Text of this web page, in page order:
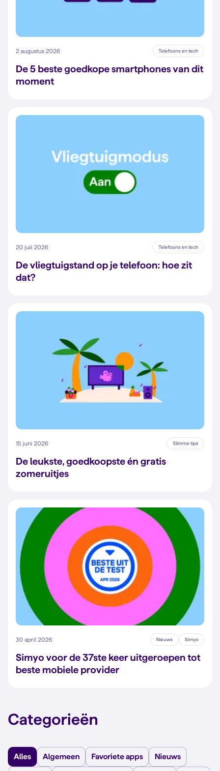
2 augustus 2026 Telefoons en tech
De 5 beste goedkope smartphones van dit
moment
20 juli 2026 Telefoons en tech
De vliegtuigstand op je telefoon: hoe zit
dat?
15 juni 2026 Slimme tips
De leukste, goedkoopste én gratis
zomeruitjes
30 april 2026 Nieuws Simyo
Simyo voor de 37ste keer uitgeroepen tot
beste mobiele provider
Categorieën
Alles Algemeen Favoriete apps Nieuws